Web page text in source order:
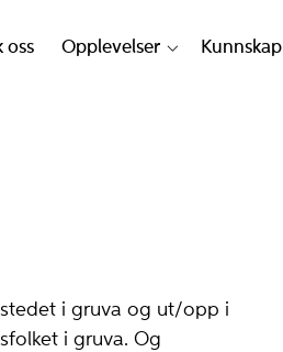
oss Opplevelser Kunnskap
i gruva og ut/opp i
i gruva. Og